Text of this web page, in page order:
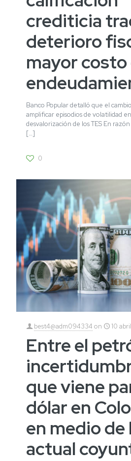
crediticia
deterioro
mayor costo
Banco Popular detalló que el
amplificar episodios de volatilidad
desvalorización de los TES En
[…]
0
best4@adm094334 on 10
Entre el
que viene
dólar en
en medio de
actual